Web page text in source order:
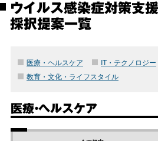
ウイルス感染症対策支援
採択提案一覧
医療・ヘルスケア IT・テクノロジー
教育・文化・ライフスタイル
医療・ヘルスケア